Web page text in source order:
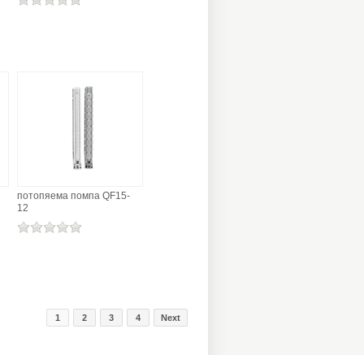
потопяема помпа QF15-
12
1 2 3 4 Next